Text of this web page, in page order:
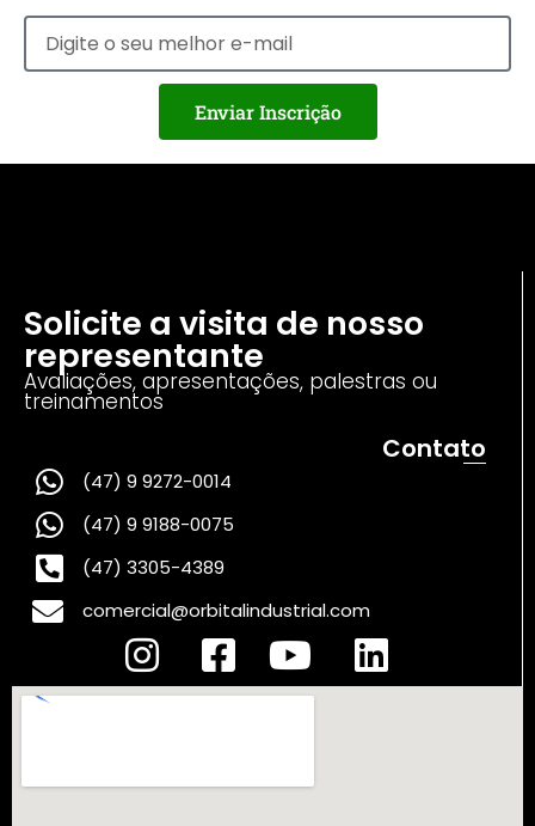
Enviar Inscrição
Solicite a visita de nosso
representante
Avaliações, apresentações, palestras ou
treinamentos
Contato
(47) 9 9272-0014
(47) 9 9188-0075
(47) 3305-4389
comercial@orbitalindustrial.com